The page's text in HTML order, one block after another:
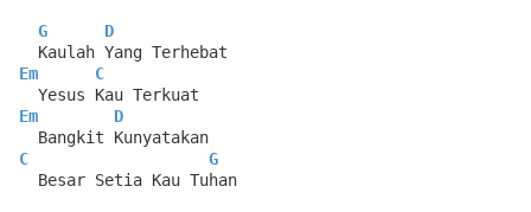
G
D
  Kaulah Yang Terhebat
Em
C
  Yesus Kau Terkuat
Em
D
  Bangkit Kunyatakan
C
G
  Besar Setia Kau Tuhan